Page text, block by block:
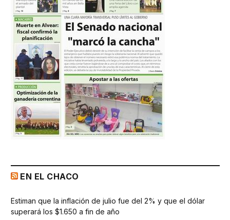
EN EL CHACO
Estiman que la inflación de julio fue del 2% y que el dólar
superará los $1.650 a fin de año